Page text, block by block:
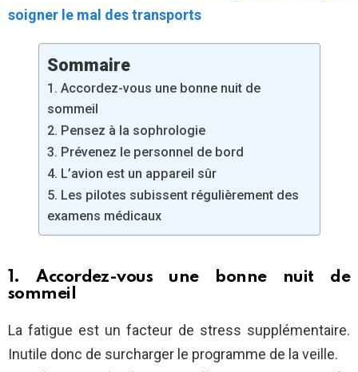
soigner le mal des transports
Sommaire
1. Accordez-vous une bonne nuit de
sommeil
2. Pensez à la sophrologie
3. Prévenez le personnel de bord
4. L’avion est un appareil sûr
5. Les pilotes subissent régulièrement des
examens médicaux
1. Accordez-vous une bonne nuit de
sommeil
La fatigue est un facteur de stress supplémentaire.
Inutile donc de surcharger le programme de la veille.